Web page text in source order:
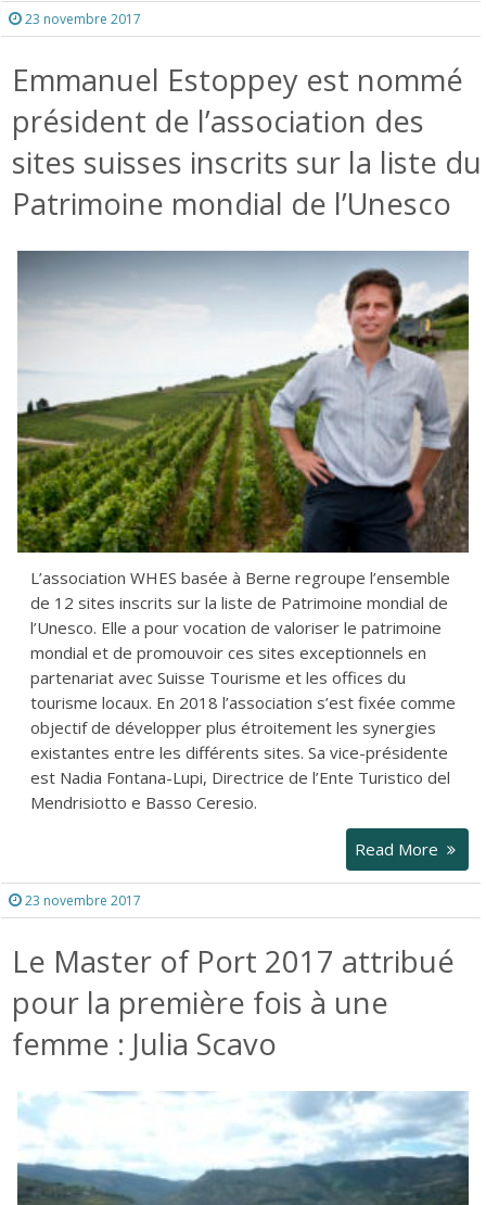
23 novembre 2017
Emmanuel Estoppey est nommé
président de l’association des
sites suisses inscrits sur la liste du
Patrimoine mondial de l’Unesco
L’association WHES basée à Berne regroupe l’ensemble
de 12 sites inscrits sur la liste de Patrimoine mondial de
l’Unesco. Elle a pour vocation de valoriser le patrimoine
mondial et de promouvoir ces sites exceptionnels en
partenariat avec Suisse Tourisme et les offices du
tourisme locaux. En 2018 l’association s’est fixée comme
objectif de développer plus étroitement les synergies
existantes entre les différents sites. Sa vice-présidente
est Nadia Fontana-Lupi, Directrice de l’Ente Turistico del
Mendrisiotto e Basso Ceresio.
Read More
23 novembre 2017
Le Master of Port 2017 attribué
pour la première fois à une
femme : Julia Scavo